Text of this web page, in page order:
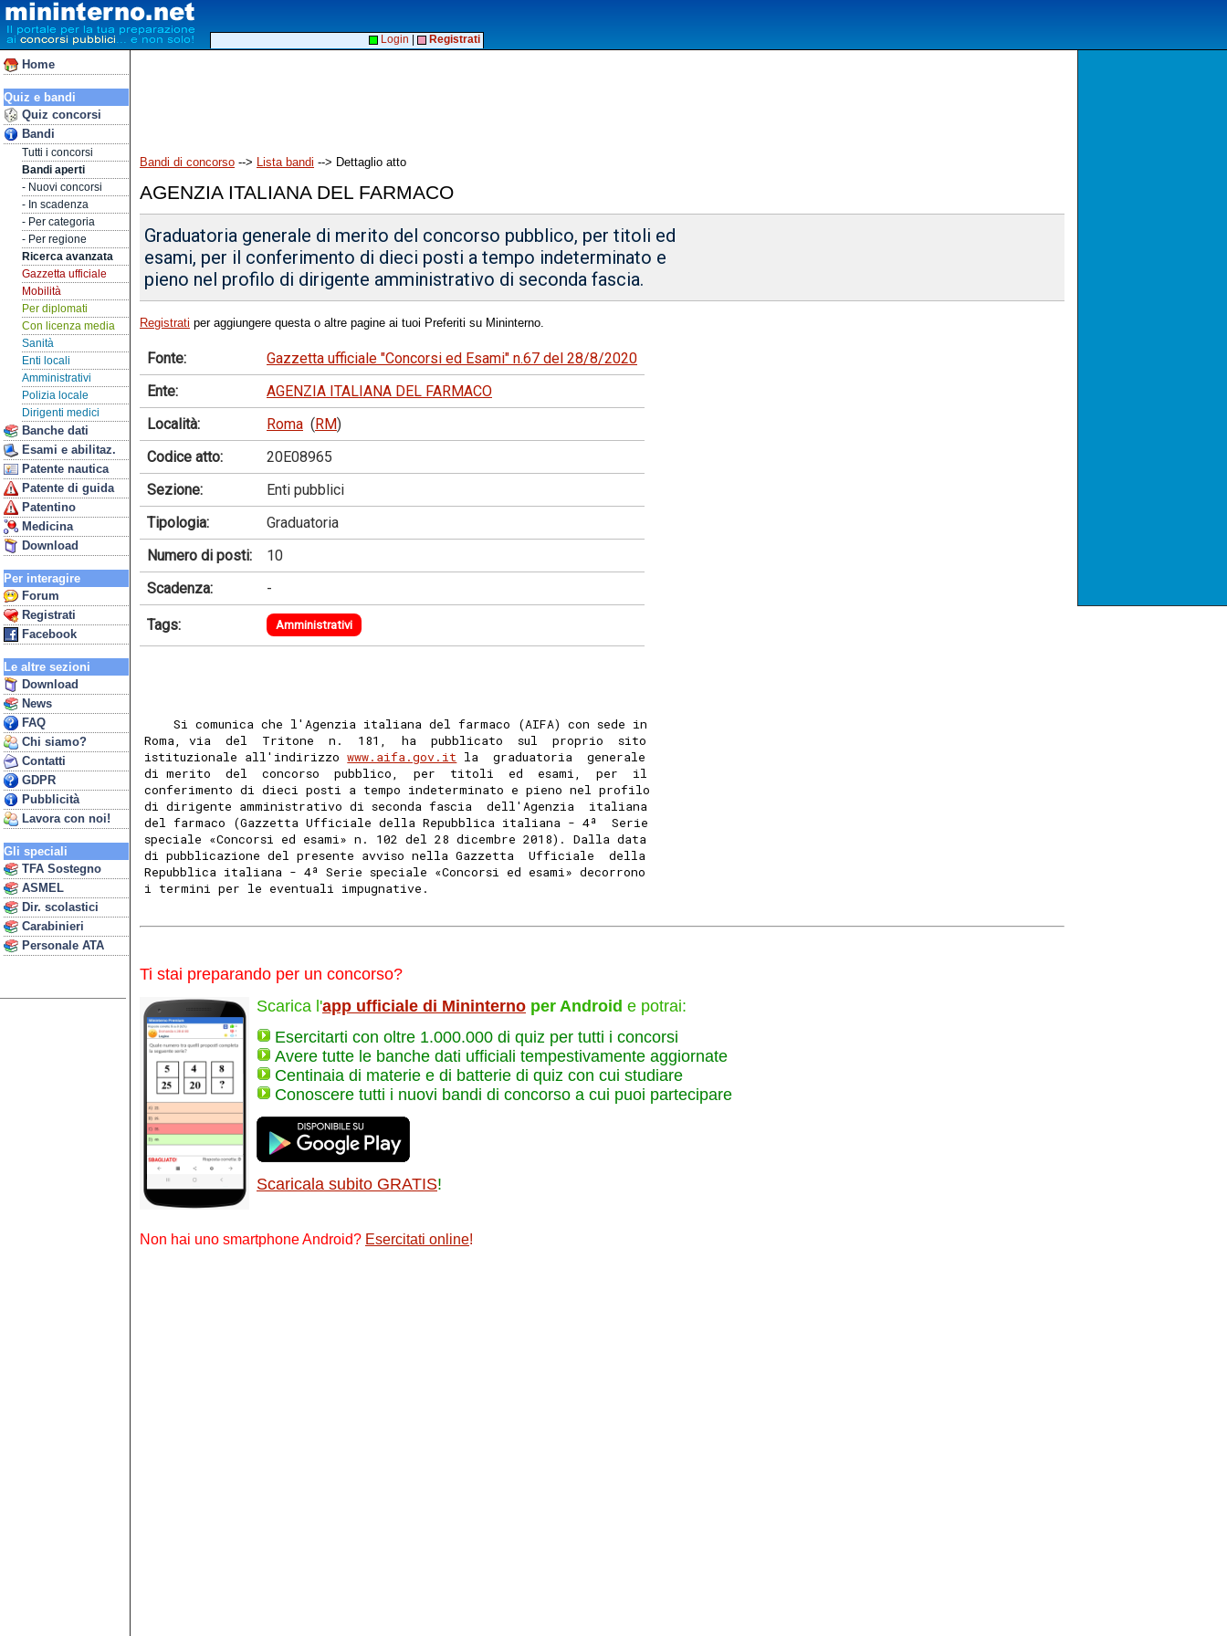
Home
Quiz e bandi
Quiz concorsi
Bandi
Tutti i concorsi
Bandi aperti
- Nuovi concorsi
- In scadenza
- Per categoria
- Per regione
Ricerca avanzata
Gazzetta ufficiale
Mobilità
Per diplomati
Con licenza media
Sanità
Enti locali
Amministrativi
Polizia locale
Dirigenti medici
Banche dati
Esami e abilitaz.
Patente nautica
Patente di guida
Patentino
Medicina
Download
Per interagire
Forum
Registrati
Facebook
Le altre sezioni
Download
News
FAQ
Chi siamo?
Contatti
GDPR
Pubblicità
Lavora con noi!
Gli speciali
TFA Sostegno
ASMEL
Dir. scolastici
Carabinieri
Personale ATA
Login Registrati
Bandi di concorso --> Lista bandi --> Dettaglio atto
AGENZIA ITALIANA DEL FARMACO
Graduatoria generale di merito del concorso pubblico, per titoli ed
esami, per il conferimento di dieci posti a tempo indeterminato e
pieno nel profilo di dirigente amministrativo di seconda fascia.
Registrati per aggiungere questa o altre pagine ai tuoi Preferiti su Mininterno.
Fonte:
Gazzetta ufficiale "Concorsi ed Esami" n.67 del 28/8/2020
Ente:
AGENZIA ITALIANA DEL FARMACO
Località:
Roma (RM)
Codice atto:
20E08965
Sezione:
Enti pubblici
Tipologia:
Graduatoria
Numero di posti:
10
Scadenza:
-
Tags: Amministrativi
    Si comunica che l'Agenzia italiana del farmaco (AIFA) con sede in
Roma, via  del  Tritone  n.  181,  ha  pubblicato  sul  proprio  sito
istituzionale all'indirizzo www.aifa.gov.it la  graduatoria  generale
di merito  del  concorso  pubblico,  per  titoli  ed  esami,  per  il
conferimento di dieci posti a tempo indeterminato e pieno nel profilo
di dirigente amministrativo di seconda fascia  dell'Agenzia  italiana
del farmaco (Gazzetta Ufficiale della Repubblica italiana - 4ª  Serie
speciale «Concorsi ed esami» n. 102 del 28 dicembre 2018). Dalla data
di pubblicazione del presente avviso nella Gazzetta  Ufficiale  della
Repubblica italiana - 4ª Serie speciale «Concorsi ed esami» decorrono
i termini per le eventuali impugnative.
Ti stai preparando per un concorso?
Scarica l'app ufficiale di Mininterno per Android e potrai:
Esercitarti con oltre 1.000.000 di quiz per tutti i concorsi
Avere tutte le banche dati ufficiali tempestivamente aggiornate
Centinaia di materie e di batterie di quiz con cui studiare
Conoscere tutti i nuovi bandi di concorso a cui puoi partecipare
Scaricala subito GRATIS!
Non hai uno smartphone Android? Esercitati online!